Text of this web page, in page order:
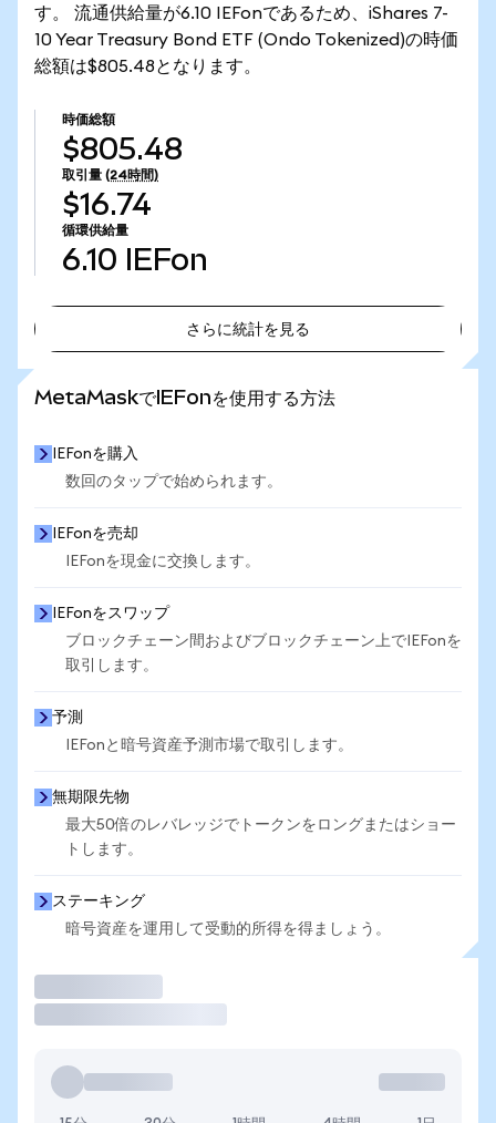
す。 流通供給量が6.10 IEFonであるため、iShares 7-
10 Year Treasury Bond ETF (Ondo Tokenized)の時価
総額は$805.48となります。
時価総額
$805.48
取引量 (24時間)
$16.74
循環供給量
6.10 IEFon
さらに統計を見る
MetaMaskでIEFonを使用する方法
IEFonを購入
数回のタップで始められます。
IEFonを売却
IEFonを現金に交換します。
IEFonをスワップ
ブロックチェーン間およびブロックチェーン上でIEFonを
取引します。
予測
IEFonと暗号資産予測市場で取引します。
無期限先物
最大50倍のレバレッジでトークンをロングまたはショー
トします。
ステーキング
暗号資産を運用して受動的所得を得ましょう。